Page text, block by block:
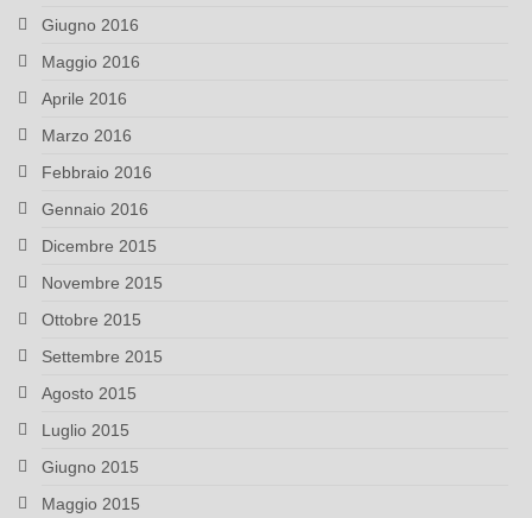
Giugno 2016
Maggio 2016
Aprile 2016
Marzo 2016
Febbraio 2016
Gennaio 2016
Dicembre 2015
Novembre 2015
Ottobre 2015
Settembre 2015
Agosto 2015
Luglio 2015
Giugno 2015
Maggio 2015